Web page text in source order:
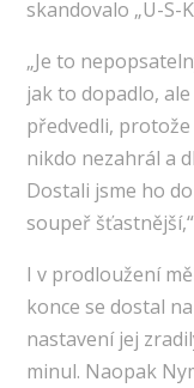
skandovalo „U-S-
„Je to
jak to dopadlo,
předvedli,
nikdo nezahrál a
Dostali jsme ho
soupeř
I v prodloužení
konce se dostal
nastavení jej
minul. Naopak